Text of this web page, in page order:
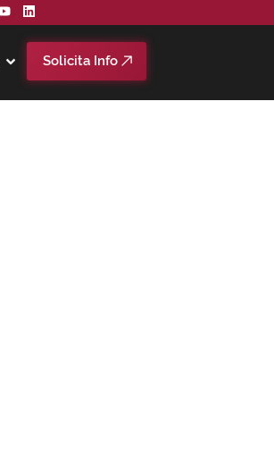
Solicita Info